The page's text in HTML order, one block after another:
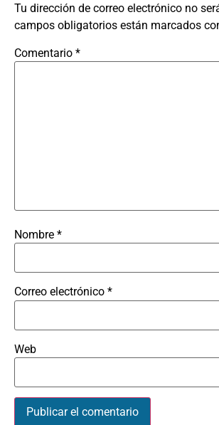
Tu dirección de correo electrónico no
campos obligatorios están marcados
Comentario *
Nombre *
Correo electrónico *
Web